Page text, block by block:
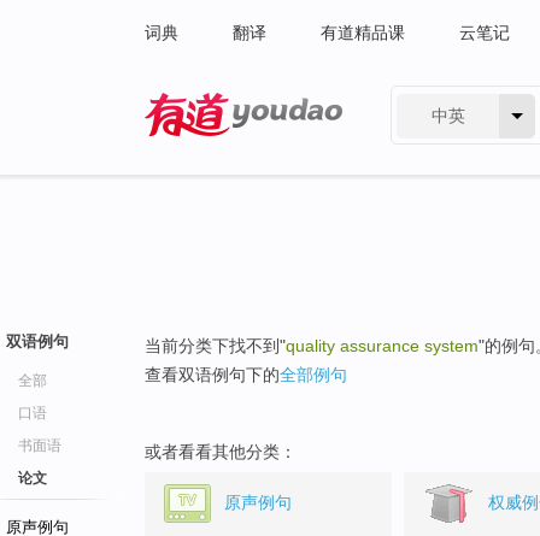
词典 翻译 有道精品课 云笔记
中英
双语例句
全部
口语
书面语
论文
原声例句
当前分类下找不到"quality assurance system"的例句
查看双语例句下的全部例句
或者看看其他分类：
原声例句 权威